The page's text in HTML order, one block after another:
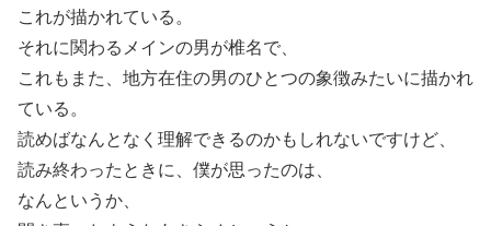
これが描かれている。
それに関わるメインの男が椎名で、
これもまた、地方在住の男のひとつの象徴みたいに描かれ
ている。
読めばなんとなく理解できるのかもしれないですけど、
読み終わったときに、僕が思ったのは、
なんというか、